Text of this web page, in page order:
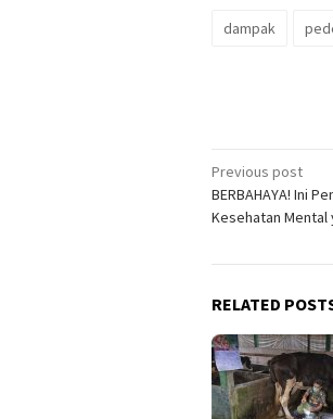
dampak
Post
Previous post
BERBAHAYA! Ini
Kesehatan Mental
RELATED